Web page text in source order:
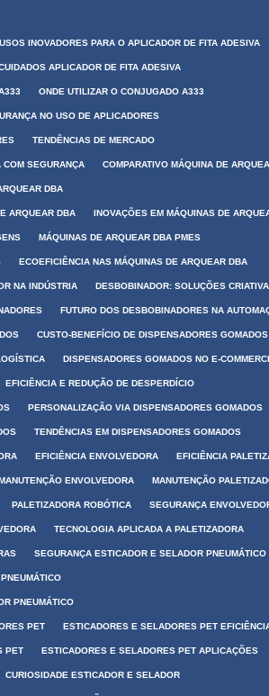
USOS INOVADORES PARA O APLICADOR DE FITA ADESIVA
APLICADOR DE FITA ADESIVA
ONDE UTILIZAR O CONJUGADO A333
NO USO DE APLICADORES
TENDÊNCIAS DE MERCADO
SEGURANÇA COMPARATIVO MÁQUINA DE
DBA
ARQUEAR DBA INOVAÇÕES EM MÁQUINAS DE
MÁQUINAS DE ARQUEAR DBA PMES
ECOEFICIÊNCIA NAS MÁQUINAS DE ARQUEAR DBA
NA INDÚSTRIA DESBOBINADOR: SOLUÇÕES
FUTURO DOS DESBOBINADORES NA
CUSTO-BENEFÍCIO DE DISPENSADORES GOMADOS
DISPENSADORES GOMADOS NO E-
EFICIÊNCIA E REDUÇÃO DE DESPERDÍCIO
PERSONALIZAÇÃO VIA DISPENSADORES GOMADOS
TENDÊNCIAS EM DISPENSADORES GOMADOS
EFICIÊNCIA ENVOLVEDORA EFICIÊNCIA
ENVOLVEDORA MANUTENÇÃO
PALETIZADORA ROBÓTICA SEGURANÇA
TECNOLOGIA APLICADA A PALETIZADORA
SEGURANÇA ESTICADOR E SELADOR PNEUMÁTICO
PNEUMÁTICO
PET ESTICADORES E SELADORES PET
PET ESTICADORES E SELADORES PET APLICAÇÕES
CURIOSIDADE ESTICADOR E SELADOR